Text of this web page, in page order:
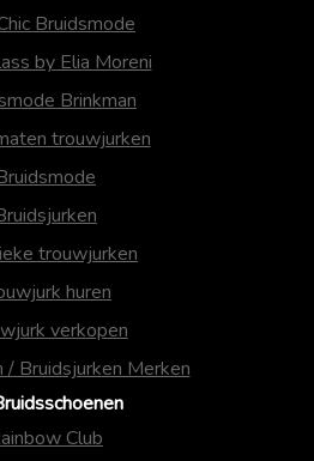
Bruidsmode
by Elia Moreni
Brinkman
trouwjurken
trouwjurken
huren
verkopen
/ Bruidsjurken Merken
Club